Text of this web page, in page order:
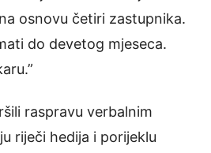
osnovu četiri zastupnika.
do devetog mjeseca.
raspravu verbalnim
riječi hedija i porijeklu